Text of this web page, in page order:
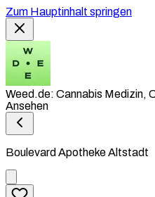
Zum Hauptinhalt springen
Weed.de: Cannabis Medizin,
Ansehen
Boulevard Apotheke Altstadt